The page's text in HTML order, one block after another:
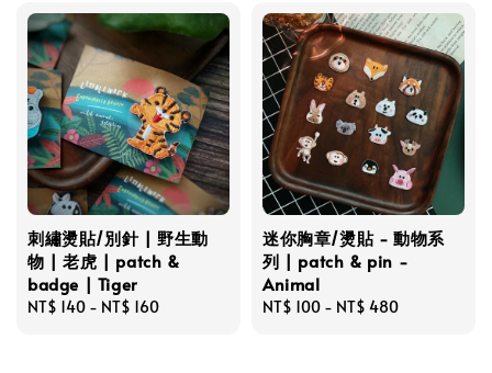
刺繡燙貼/別針 | 野生動
物 | 老虎 | patch &
badge | Tiger
Regular
NT$ 140 - NT$ 160
迷你胸章/燙貼 - 動物系
列 | patch & pin -
Animal
Regular
NT$ 100 - NT$ 480